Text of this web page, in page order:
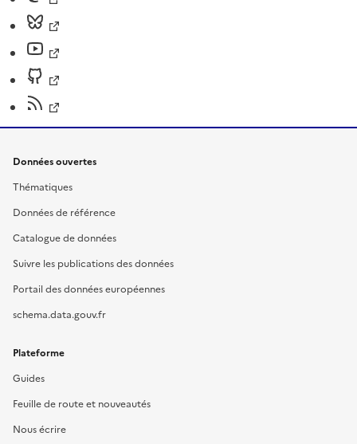
Données ouvertes
Thématiques
Données de référence
Catalogue de données
Suivre les publications des données
Portail des données européennes
schema.data.gouv.fr
Plateforme
Guides
Feuille de route et nouveautés
Nous écrire